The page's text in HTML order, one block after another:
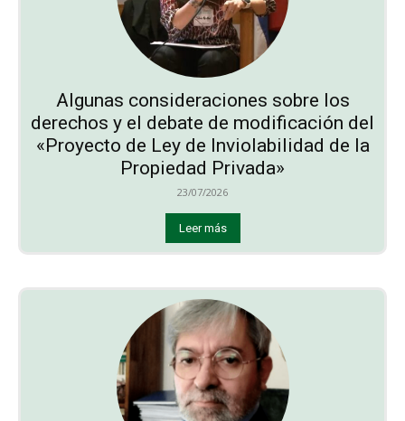
Algunas consideraciones sobre los
derechos y el debate de modificación del
«Proyecto de Ley de Inviolabilidad de la
Propiedad Privada»
23/07/2026
Leer más